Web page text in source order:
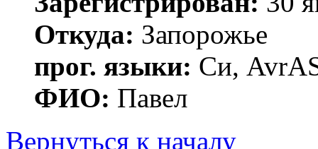
Откуда: Запорожье
прог. языки: Си,
ФИО: Павел
Вернуться к началу